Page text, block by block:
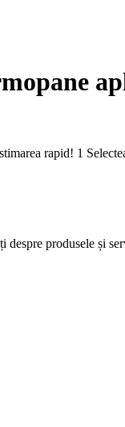
rapid! 1
despre produsele și